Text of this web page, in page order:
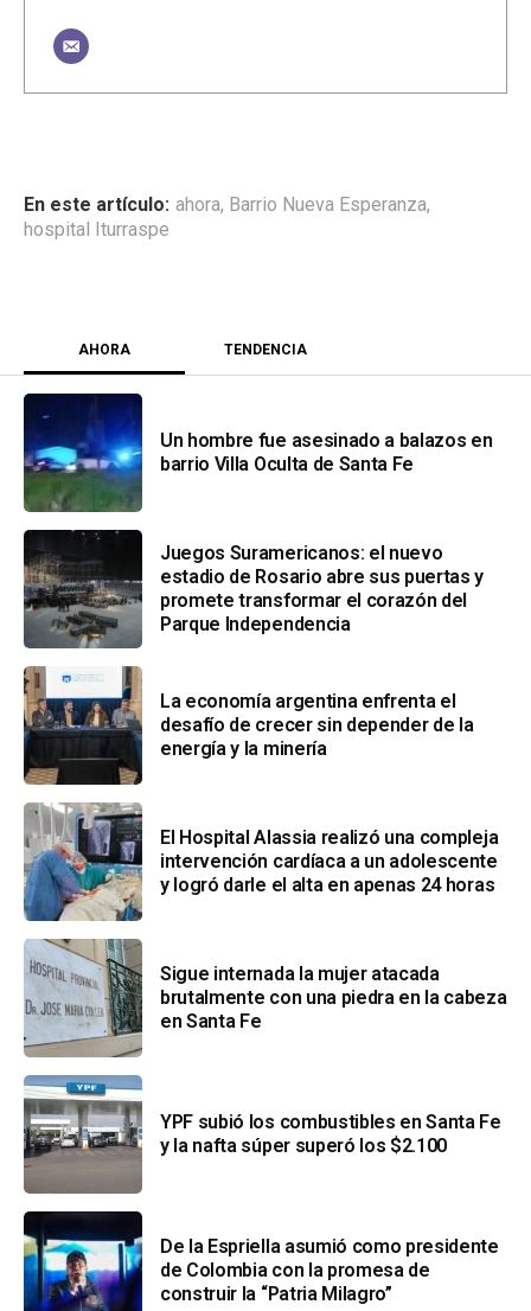
ahora, Barrio Nueva Esperanza,
hospital Iturraspe
AHORA TENDENCIA
Un hombre fue asesinado a balazos en
barrio Villa Oculta de Santa Fe
Juegos Suramericanos: el nuevo
estadio de Rosario abre sus puertas y
promete transformar el corazón del
Parque Independencia
La economía argentina enfrenta el
desafío de crecer sin depender de la
energía y la minería
El Hospital Alassia realizó una compleja
intervención cardíaca a un adolescente
y logró darle el alta en apenas 24 horas
Sigue internada la mujer atacada
brutalmente con una piedra en la cabeza
en Santa Fe
YPF subió los combustibles en Santa Fe
y la nafta súper superó los $2.100
De la Espriella asumió como presidente
de Colombia con la promesa de
construir la “Patria Milagro”